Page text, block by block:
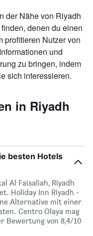
der Nähe von Riyadh
denen du einen
profitieren Nutzer von
und
zu bringen, indem
sich interessieren.
in Riyadh
besten Hotels
Al Faisaliah, Riyadh
Holiday Inn Riyadh -
Alternative mit einer
Centro Olaya mag
Bewertung von 8,4/10